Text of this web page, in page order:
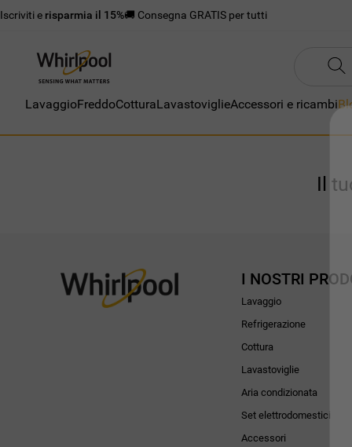
Iscriviti e risparmia il 15%🚚 Consegna GRATIS per tutti
LavaggioFreddoCotturaLavastoviglieAccessori e ricambi
Il
I NOSTRI
Lavaggio
Refrigerazione
Cottura
Lavastoviglie
Aria condizionata
Set elettrodomestici
Accessori